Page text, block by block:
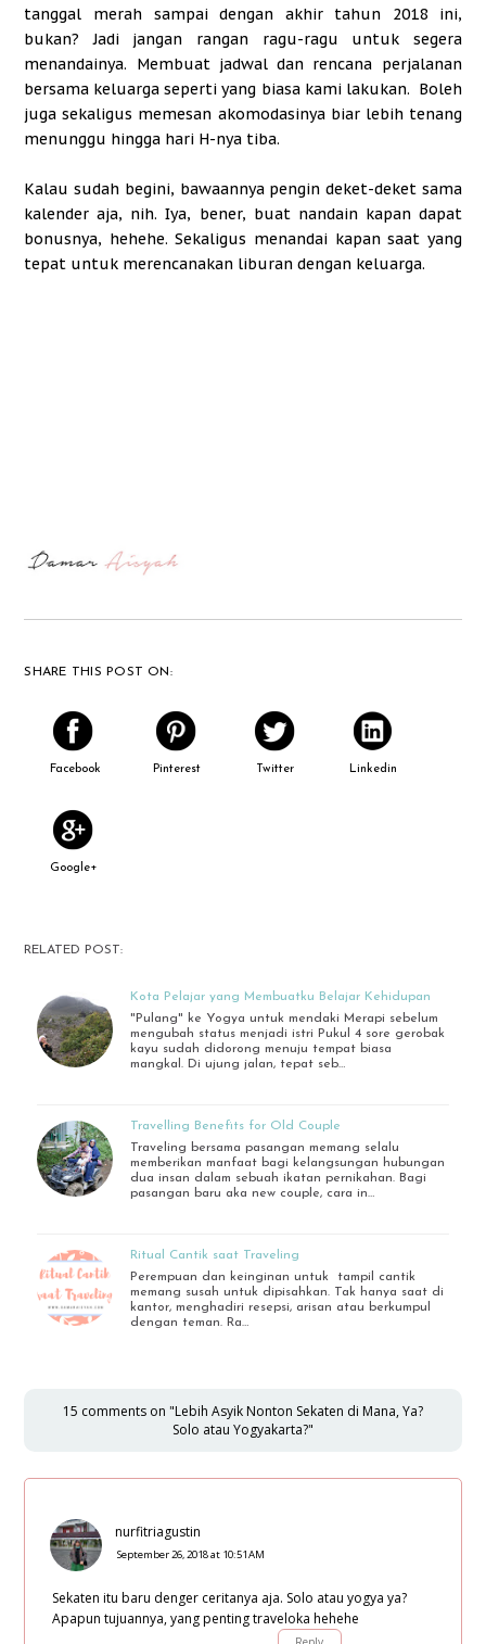
tanggal merah sampai dengan akhir tahun 2018 ini,
bukan? Jadi jangan rangan ragu-ragu untuk segera
menandainya. Membuat jadwal dan rencana perjalanan
bersama keluarga seperti yang biasa kami lakukan. Boleh
juga sekaligus memesan akomodasinya biar lebih tenang
menunggu hingga hari H-nya tiba.
Kalau sudah begini, bawaannya pengin deket-deket sama
kalender aja, nih. Iya, bener, buat nandain kapan dapat
bonusnya, hehehe. Sekaligus menandai kapan saat yang
tepat untuk merencanakan liburan dengan keluarga.
SHARE THIS POST ON:
Facebook Pinterest Twitter Linkedin
Google+
RELATED POST:
Kota Pelajar yang Membuatku Belajar Kehidupan
"Pulang" ke Yogya untuk mendaki Merapi sebelum
mengubah status menjadi istri Pukul 4 sore gerobak
kayu sudah didorong menuju tempat biasa
mangkal. Di ujung jalan, tepat seb…
Travelling Benefits for Old Couple
Traveling bersama pasangan memang selalu
memberikan manfaat bagi kelangsungan hubungan
dua insan dalam sebuah ikatan pernikahan. Bagi
pasangan baru aka new couple, cara in…
Ritual Cantik saat Traveling
Perempuan dan keinginan untuk tampil cantik
memang susah untuk dipisahkan. Tak hanya saat di
kantor, menghadiri resepsi, arisan atau berkumpul
dengan teman. Ra…
15 comments on "Lebih Asyik Nonton Sekaten di Mana, Ya?
Solo atau Yogyakarta?"
nurfitriagustin
September 26, 2018 at 10:51 AM
Sekaten itu baru denger ceritanya aja. Solo atau yogya ya?
Apapun tujuannya, yang penting traveloka hehehe